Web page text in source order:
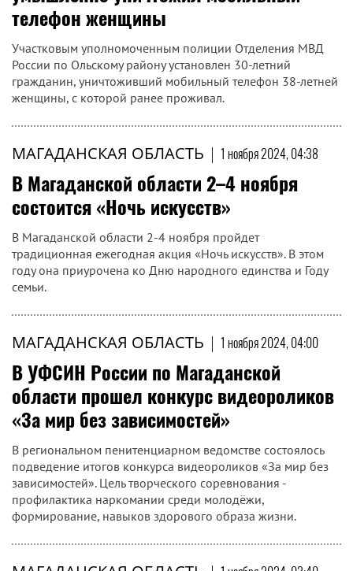
Заместитель начальника исправительной колонии общего
режима УФСИН России по Магаданской области
Александр Солнцев и оперуполномоченный Александр
Волков рассказали старшеклассникам Гимназии № 13 о
преимуществах обучения в ВУЗах ФСИН России.
В Магаданской области полицейские
установили мужчину, который
умышленно уничтожил мобильный
телефон женщины
Участковым уполномоченным полиции Отделения МВД
России по Ольскому району установлен 30-летний
женщины, с которой ранее проживал.
МАГАДАНСКАЯ ОБЛАСТЬ|1 ноября 2024, 04:38
В Магаданской области 2–4 ноября
состоится «Ночь искусств»
В Магаданской области 2-4 ноября пройдет
традиционная ежегодная акция «Ночь искусств». В этом
году она приурочена ко Дню народного единства и Году
семьи.
МАГАДАНСКАЯ ОБЛАСТЬ | 1 ноября 2024, 04:00